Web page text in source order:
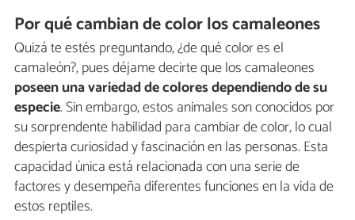
Por qué cambian de color los camaleones
Quizá te estés preguntando, ¿de qué color es el
camaleón?, pues déjame decirte que los camaleones
poseen una variedad de colores dependiendo de su
especie. Sin embargo, estos animales son conocidos por
su sorprendente habilidad para cambiar de color, lo cual
despierta curiosidad y fascinación en las personas. Esta
capacidad única está relacionada con una serie de
factores y desempeña diferentes funciones en la vida de
estos reptiles.